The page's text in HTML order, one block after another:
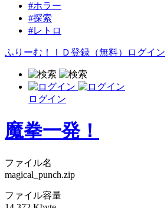
#ホラー
#探索
#レトロ
ふりーむ！ＩＤ登録（無料） ログイン
ログイン
魔拳一発！
ファイル名
magical_punch.zip
ファイル容量